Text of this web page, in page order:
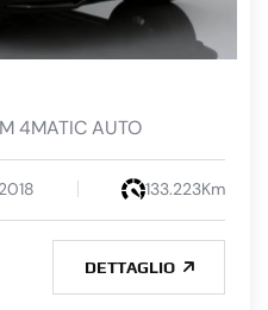
4MATIC AUTO
133.223Km
DETTAGLIO